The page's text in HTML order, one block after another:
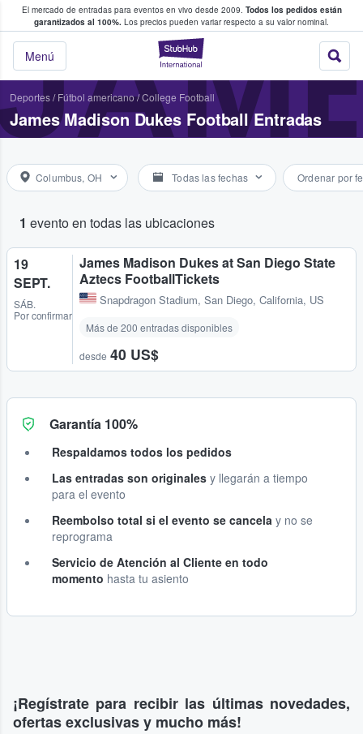
El mercado de entradas para eventos en vivo desde 2009. Todos los pedidos están
garantizados al 100%. Los precios pueden variar respecto a su valor nominal.
StubHub:
Menú
y venta de entradas entre fans
Deportes/ Fútbol americano/College Football
James Madison Dukes Football Entradas
Columbus, OH Todas las fechas Ordenar por
1 evento en todas las ubicaciones
19
SEPT.
SÁB.
Por confirmar
James Madison Dukes at San Diego State
Aztecs FootballTickets
Snapdragon Stadium, San Diego, California, US
Más de 200 entradas disponibles
desde 40 US$
Garantía 100%
Respaldamos todos los pedidos
Las entradas son originales y llegarán a tiempo
para el evento
Reembolso total si el evento se cancela y no se
reprograma
Servicio de Atención al Cliente en todo
momento hasta tu asiento
¡Regístrate para recibir las últimas novedades,
ofertas exclusivas y mucho más!